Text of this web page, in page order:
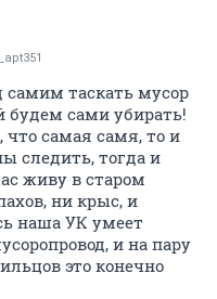
самим таскать мусор
будем сами убирать!
что самая самя, то и
следить, тогда и
живу в старом
ни крыс, и
наша УК умеет
и на пару
это конечно